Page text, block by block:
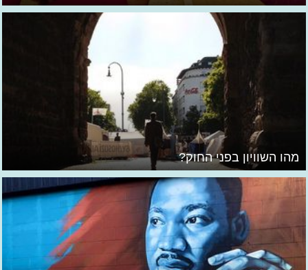
מהו השוויון בפני החוק?